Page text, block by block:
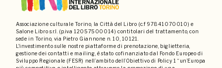
Associazione culturale Torino, la Città del Libro (c.f 97841070010) e
Salone Libro s.r.l. (p.iva 12057500014) contitolari del trattamento, con
sede in Torino, via Pietro Giannone n. 10, 10121.
L'investimento sulle nostre piattaforme di prenotazione, biglietteria,
gestione dei contatti e mailing, è stato cofinanziato dal Fondo Europeo di
Sviluppo Regionale (FESR) nell’ambito dell’Obiettivo di Policy 1 “un’Europa